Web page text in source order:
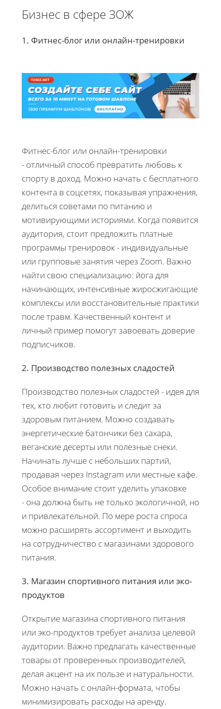
Бизнес в сфере ЗОЖ
1. Фитнес-блог или онлайн-тренировки
Фитнес-блог или онлайн-тренировки
- отличный способ превратить любовь к
спорту в доход. Можно начать с бесплатного
контента в соцсетях, показывая упражнения,
делиться советами по питанию и
мотивирующими историями. Когда появится
аудитория, стоит предложить платные
программы тренировок - индивидуальные
или групповые занятия через Zoom. Важно
найти свою специализацию: йога для
начинающих, интенсивные жиросжигающие
комплексы или восстановительные практики
после травм. Качественный контент и
личный пример помогут завоевать доверие
подписчиков.
2. Производство полезных сладостей
Производство полезных сладостей - идея для
тех, кто любит готовить и следит за
здоровым питанием. Можно создавать
энергетические батончики без сахара,
веганские десерты или полезные снеки.
Начинать лучше с небольших партий,
продавая через Instagram или местные кафе.
Особое внимание стоит уделить упаковке
- она должна быть не только экологичной, но
и привлекательной. По мере роста спроса
можно расширять ассортимент и выходить
на сотрудничество с магазинами здорового
питания.
3. Магазин спортивного питания или эко-
продуктов
Открытие магазина спортивного питания
или эко-продуктов требует анализа целевой
аудитории. Важно предлагать качественные
товары от проверенных производителей,
делая акцент на их пользе и натуральности.
Можно начать с онлайн-формата, чтобы
минимизировать расходы на аренду.